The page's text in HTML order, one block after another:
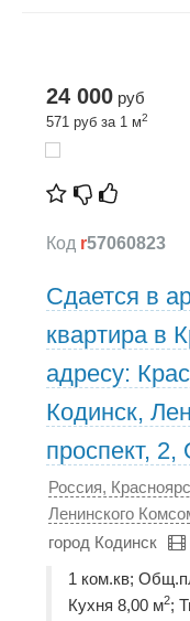
24 000 руб
571 руб за 1 м2
Код r57060823
Сдается в
квартира в
адресу:
Кодинск,
проспект,
Россия,
Ленинского
город Кодинск
1 ком.кв;
Кухня 8,00 м2;